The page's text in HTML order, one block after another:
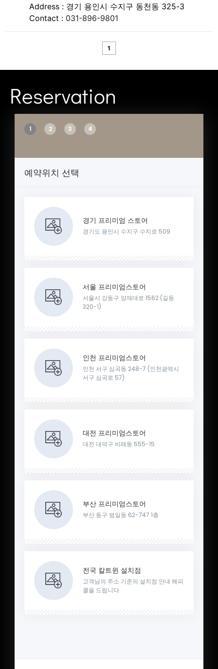
Address : 경기 용인시 수지구 동천동 325-3
Contact : 031-896-9801
1
Reservation
1 2 3 4
예약위치 선택
경기 프리미엄 스토어
경기도 용인시 수지구 수지로 509
서울 프리미엄스토어
서울시 강동구 양재대로 1562 (길동
320-1)
인천 프리미엄스토어
인천 서구 심곡동 248-7 (인천광역시
서구 심곡로 57)
대전 프리미엄스토어
대전 대덕구 비래동 555-15
부산 프리미엄스토어
부산 동구 범일동 62-747 1층
전국 칼트윈 설치점
고객님의 주소 기준의 설치점 안내 해피
콜을 드립니다.